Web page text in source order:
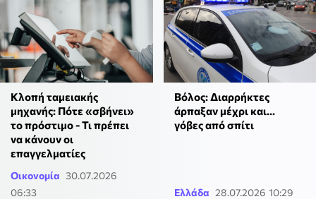
Κλοπή ταμειακής
μηχανής: Πότε «σβήνει»
το πρόστιμο - Τι πρέπει
να κάνουν οι
επαγγελματίες
Οικονομία 30.07.2026
06:33
Βόλος: Διαρρήκτες
άρπαξαν μέχρι και...
γόβες από σπίτι
Ελλάδα 28.07.2026 10:29